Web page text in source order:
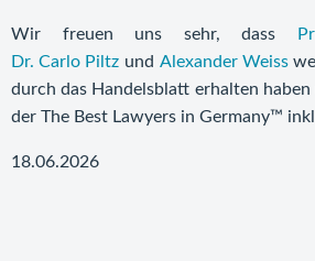
Wir freuen uns sehr, dass
Dr. Carlo Piltz und Alexander Weiss
durch das Handelsblatt erhalten
der The Best Lawyers in Germany™
18.06.2026